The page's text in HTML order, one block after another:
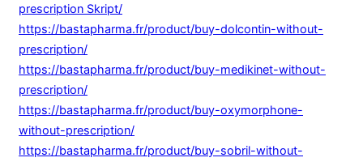
prescription Skript/
https://bastapharma.fr/product/buy-dolcontin-without-
prescription/
https://bastapharma.fr/product/buy-medikinet-without-
prescription/
https://bastapharma.fr/product/buy-oxymorphone-
without-prescription/
https://bastapharma.fr/product/buy-sobril-without-